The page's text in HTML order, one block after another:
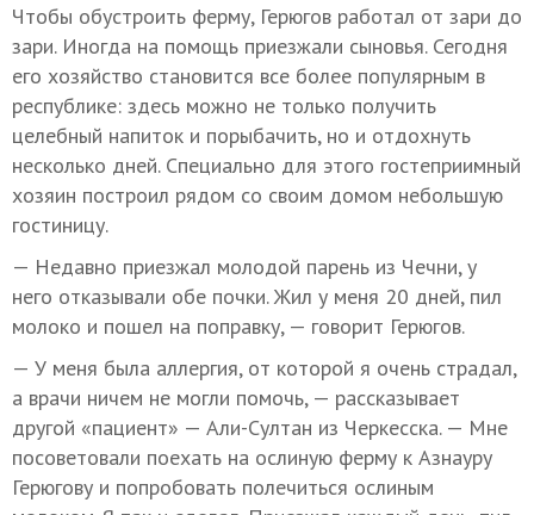
Чтобы обустроить ферму, Герюгов работал от зари до
зари. Иногда на помощь приезжали сыновья. Сегодня
его хозяйство становится все более популярным в
республике: здесь можно не только получить
целебный напиток и порыбачить, но и отдохнуть
несколько дней. Специально для этого гостеприимный
хозяин построил рядом со своим домом небольшую
гостиницу.
— Недавно приезжал молодой парень из Чечни, у
него отказывали обе почки. Жил у меня 20 дней, пил
молоко и пошел на поправку, — говорит Герюгов.
— У меня была аллергия, от которой я очень страдал,
а врачи ничем не могли помочь, — рассказывает
другой «пациент» — Али-Султан из Черкесска. — Мне
посоветовали поехать на ослиную ферму к Азнауру
Герюгову и попробовать полечиться ослиным